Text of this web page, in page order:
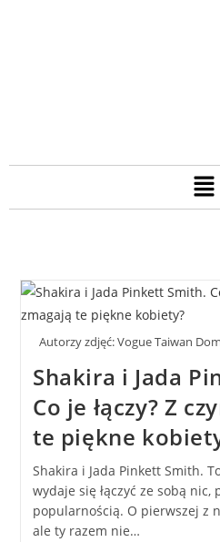
Autorzy zdjęć: Vogue Taiwan
Shakira i Jada
Co je łączy? Z
te piękne
Shakira i Jada Pinkett Smith.
wydaje się łączyć ze sobą nic,
popularnością. O pierwszej z
ale ty razem nie…